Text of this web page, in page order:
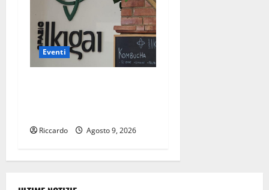
Eventi
Riccardo Agosto 9, 2026